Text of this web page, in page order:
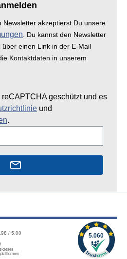
Newsletter akzeptierst Du unsere
. Du kannst den Newsletter
einen Link in der E-Mail
Kontaktdaten in unserem
geschützt und es
und
.